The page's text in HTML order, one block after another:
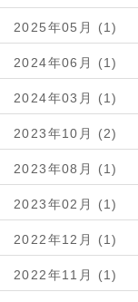
2025年05月 (1)
2024年06月 (1)
2024年03月 (1)
2023年10月 (2)
2023年08月 (1)
2023年02月 (1)
2022年12月 (1)
2022年11月 (1)